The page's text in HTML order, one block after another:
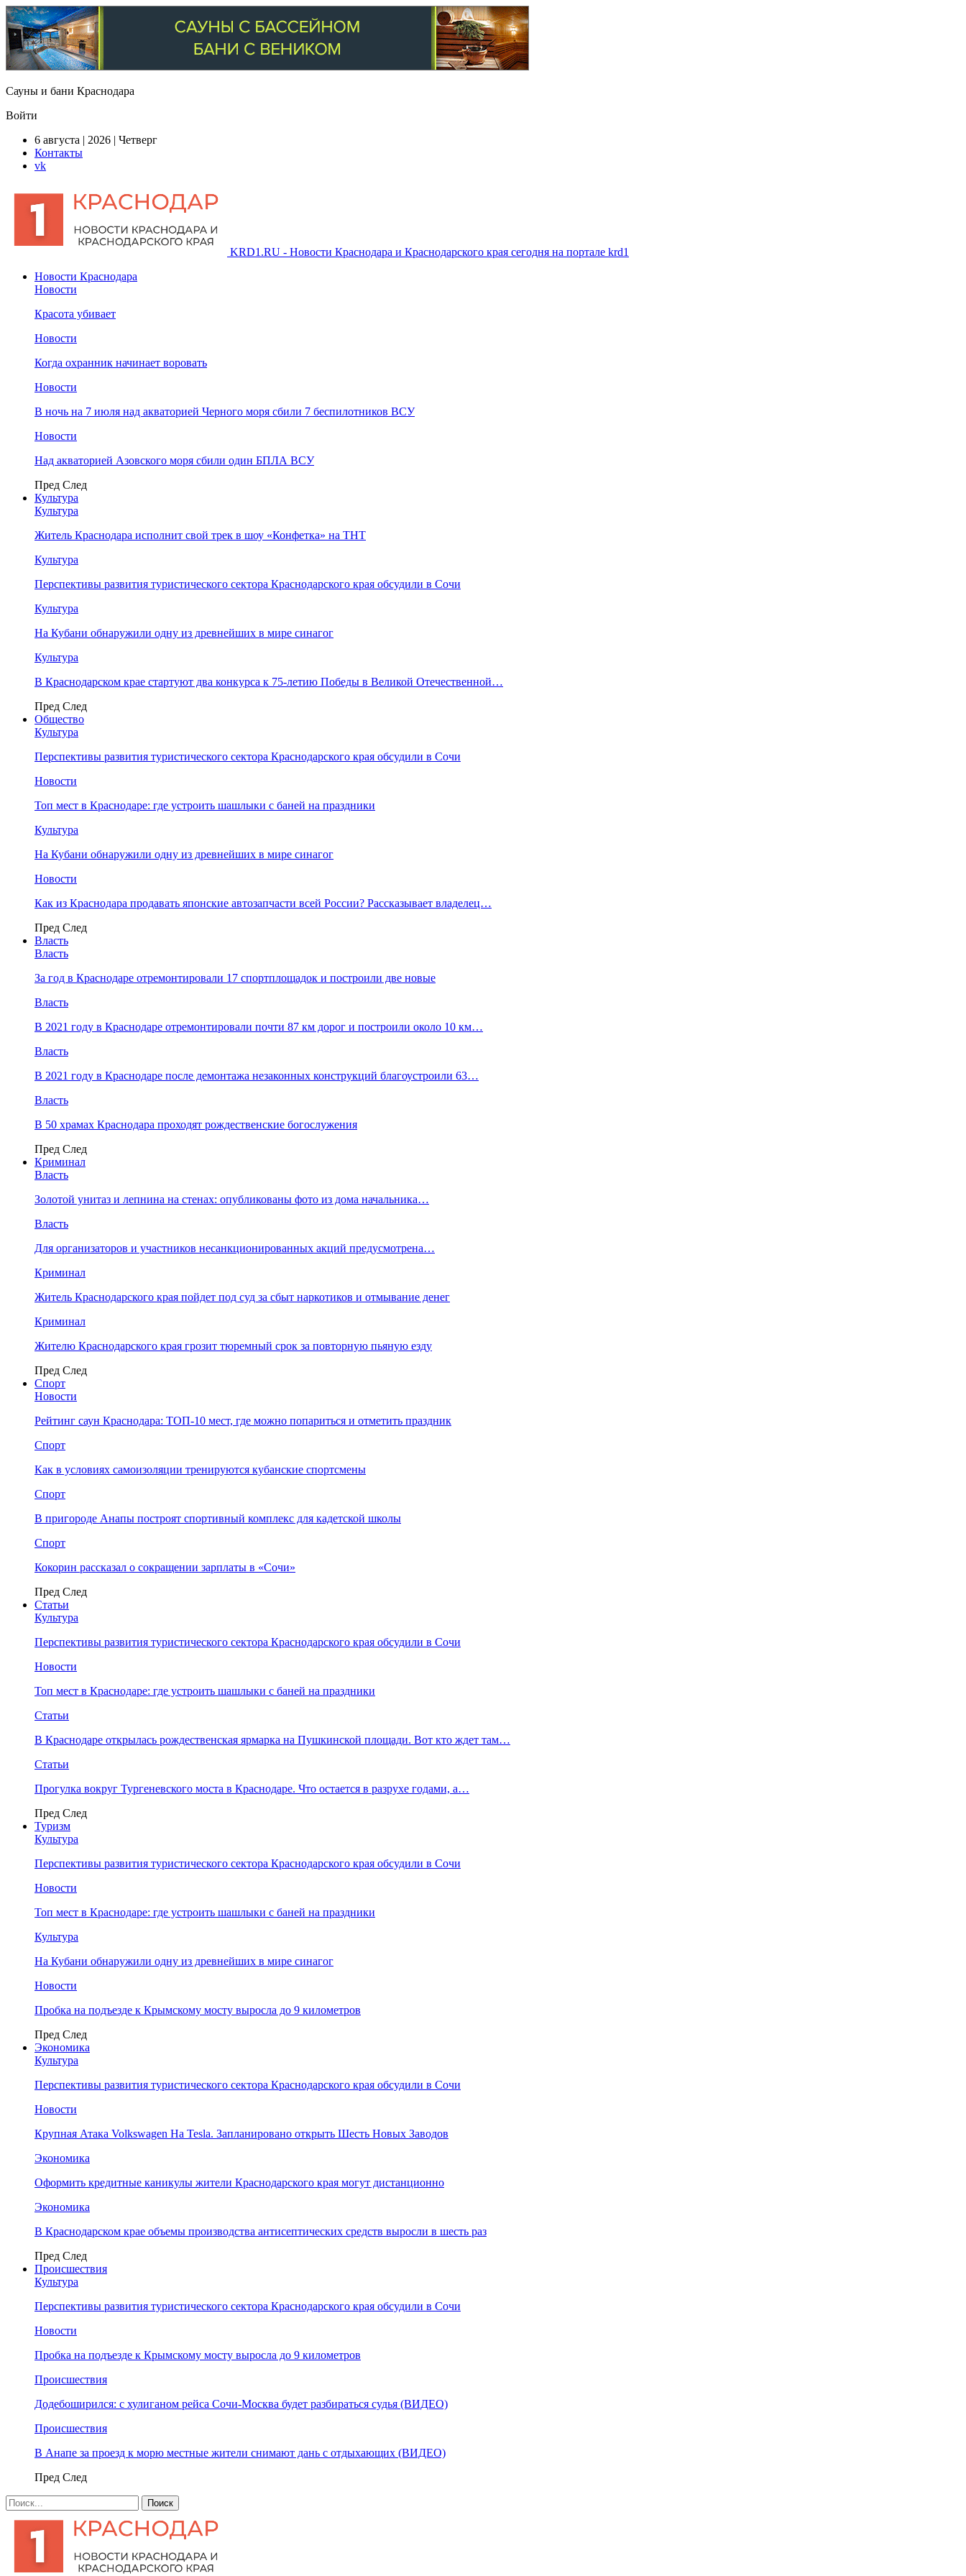
Сауны и бани Краснодара
Войти
6 августа | 2026 | Четверг
Контакты
vk
KRD1.RU - Новости Краснодара и Краснодарского края сегодня на портале krd1
Новости Краснодара
Новости
Красота убивает
Новости
Когда охранник начинает воровать
Новости
В ночь на 7 июля над акваторией Черного моря сбили 7 беспилотников ВСУ
Новости
Над акваторией Азовского моря сбили один БПЛА ВСУ
Пред След
Культура
Культура
Житель Краснодара исполнит свой трек в шоу «Конфетка» на ТНТ
Культура
Перспективы развития туристического сектора Краснодарского края обсудили в Сочи
Культура
На Кубани обнаружили одну из древнейших в мире синагог
Культура
В Краснодарском крае стартуют два конкурса к 75-летию Победы в Великой Отечественной…
Пред След
Общество
Культура
Перспективы развития туристического сектора Краснодарского края обсудили в Сочи
Новости
Топ мест в Краснодаре: где устроить шашлыки с баней на праздники
Культура
На Кубани обнаружили одну из древнейших в мире синагог
Новости
Как из Краснодара продавать японские автозапчасти всей России? Рассказывает владелец…
Пред След
Власть
Власть
За год в Краснодаре отремонтировали 17 спортплощадок и построили две новые
Власть
В 2021 году в Краснодаре отремонтировали почти 87 км дорог и построили около 10 км…
Власть
В 2021 году в Краснодаре после демонтажа незаконных конструкций благоустроили 63…
Власть
В 50 храмах Краснодара проходят рождественские богослужения
Пред След
Криминал
Власть
​Золотой унитаз и лепнина на стенах: опубликованы фото из дома начальника…
Власть
Для организаторов и участников несанкционированных акций предусмотрена…
Криминал
Житель Краснодарского края пойдет под суд за сбыт наркотиков и отмывание денег
Криминал
Жителю Краснодарского края грозит тюремный срок за повторную пьяную езду
Пред След
Спорт
Новости
Рейтинг саун Краснодара: ТОП-10 мест, где можно попариться и отметить праздник
Спорт
Как в условиях самоизоляции тренируются кубанские спортсмены
Спорт
В пригороде Анапы построят спортивный комплекс для кадетской школы
Спорт
Кокорин рассказал о сокращении зарплаты в «Сочи»
Пред След
Статьи
Культура
Перспективы развития туристического сектора Краснодарского края обсудили в Сочи
Новости
Топ мест в Краснодаре: где устроить шашлыки с баней на праздники
Статьи
В Краснодаре открылась рождественская ярмарка на Пушкинской площади. Вот кто ждет там…
Статьи
Прогулка вокруг Тургеневского моста в Краснодаре. Что остается в разрухе годами, а…
Пред След
Туризм
Культура
Перспективы развития туристического сектора Краснодарского края обсудили в Сочи
Новости
Топ мест в Краснодаре: где устроить шашлыки с баней на праздники
Культура
На Кубани обнаружили одну из древнейших в мире синагог
Новости
Пробка на подъезде к Крымскому мосту выросла до 9 километров
Пред След
Экономика
Культура
Перспективы развития туристического сектора Краснодарского края обсудили в Сочи
Новости
Крупная Атака Volkswagen На Tesla. Запланировано открыть Шесть Новых Заводов
Экономика
Оформить кредитные каникулы жители Краснодарского края могут дистанционно
Экономика
В Краснодарском крае объемы производства антисептических средств выросли в шесть раз
Пред След
Происшествия
Культура
Перспективы развития туристического сектора Краснодарского края обсудили в Сочи
Новости
Пробка на подъезде к Крымскому мосту выросла до 9 километров
Происшествия
Додебоширился: с хулиганом рейса Сочи-Москва будет разбираться судья (ВИДЕО)
Происшествия
В Анапе за проезд к морю местные жители снимают дань с отдыхающих (ВИДЕО)
Пред След